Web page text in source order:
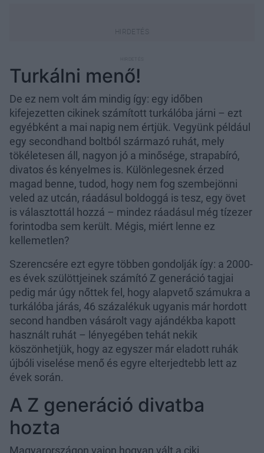
Turkálni menő!
De ez nem volt ám mindig így: egy időben
kifejezetten cikinek számított turkálóba járni – ezt
egyébként a mai napig nem értjük. Vegyünk például
egy secondhand boltból származó ruhát, mely
tökéletesen áll, nagyon jó a minősége, strapabíró,
divatos és kényelmes is. Különlegesnek érzed
magad benne, tudod, hogy nem fog szembejönni
veled az utcán, ráadásul boldoggá is tesz, egy övet
is választottál hozzá – mindez ráadásul még tízezer
forintodba sem került. Mégis, miért lenne ez
kellemetlen?
Szerencsére ezt egyre többen gondolják így: a 2000-
es évek szülöttjeinek számító Z generáció tagjai
pedig már úgy nőttek fel, hogy alapvető számukra a
turkálóba járás, 46 százalékuk ugyanis már hordott
second handben vásárolt vagy ajándékba kapott
használt ruhát – lényegében tehát nekik
köszönhetjük, hogy az egyszer már eladott ruhák
újbóli viselése menő és egyre elterjedtebb lett az
évek során.
A Z generáció divatba
hozta